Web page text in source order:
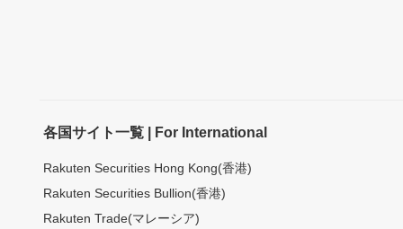
各国サイト一覧 | For International
Rakuten Securities Hong Kong(香港)
Rakuten Securities Bullion(香港)
Rakuten Trade(マレーシア)